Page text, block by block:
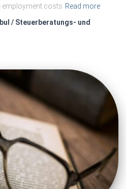
employment costs Read more
/ Steuerberatungs- und